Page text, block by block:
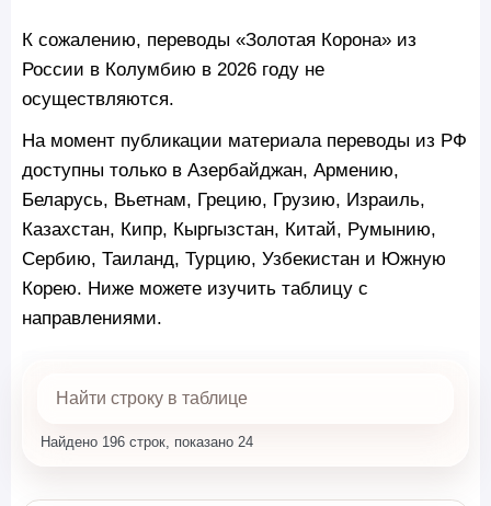
К сожалению, переводы «Золотая Корона» из
России в Колумбию в 2026 году не
осуществляются.
На момент публикации материала переводы из РФ
доступны только в Азербайджан, Армению,
Беларусь, Вьетнам, Грецию, Грузию, Израиль,
Казахстан, Кипр, Кыргызстан, Китай, Румынию,
Сербию, Таиланд, Турцию, Узбекистан и Южную
Корею. Ниже можете изучить таблицу с
направлениями.
Найдено 196 строк, показано 24